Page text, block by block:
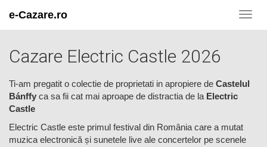
e-Cazare.ro
Cazare Electric Castle 2026
Ti-am pregatit o colectie de proprietati in apropiere de Castelul
Bánffy ca sa fii cat mai aproape de distractia de la Electric
Castle
Electric Castle este primul festival din România care a mutat
muzica electronică și sunetele live ale concertelor pe scenele